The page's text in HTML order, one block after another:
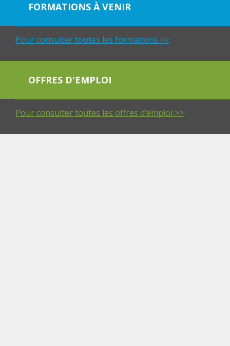
FORMATIONS À VENIR
Pour consulter toutes les formations >>
OFFRES D'EMPLOI
Pour consulter toutes les offres d’emploi >>